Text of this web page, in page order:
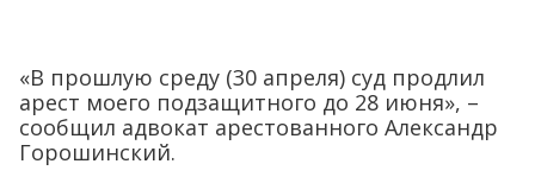
«В прошлую среду (30 апреля) суд продлил
арест моего подзащитного до 28 июня», –
сообщил адвокат арестованного Александр
Горошинский.